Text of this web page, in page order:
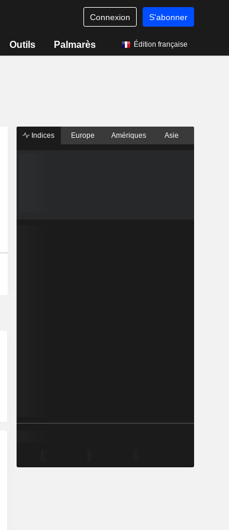
Connexion S'abonner
Outils Palmarès Édition française
Indices Europe Amériques Asie